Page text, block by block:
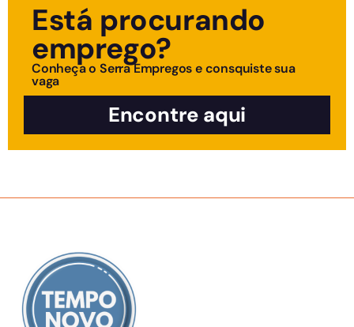
Está procurando
emprego?
Conheça o Serra Empregos e consquiste sua
vaga
Encontre aqui